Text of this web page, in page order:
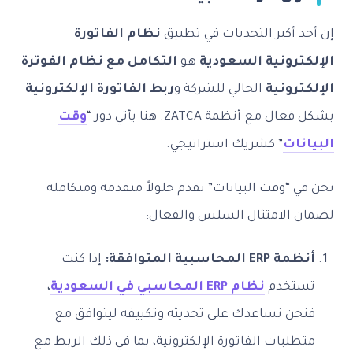
إن أحد أكبر التحديات في تطبيق نظام الفاتورة
الإلكترونية السعودية هو التكامل مع نظام الفوترة
الإلكترونية الحالي للشركة وربط الفاتورة الإلكترونية
بشكل فعال مع أنظمة ZATCA. هنا يأتي دور “ وقت
البيانات” كشريك استراتيجي.
نحن في “وقت البيانات” نقدم حلولاً متقدمة ومتكاملة
لضمان الامتثال السلس والفعال:
أنظمة ERP المحاسبية المتوافقة: إذا كنت
تستخدم نظام ERP المحاسبي في السعودية ،
فنحن نساعدك على تحديثه وتكييفه ليتوافق مع
متطلبات الفاتورة الإلكترونية، بما في ذلك الربط مع